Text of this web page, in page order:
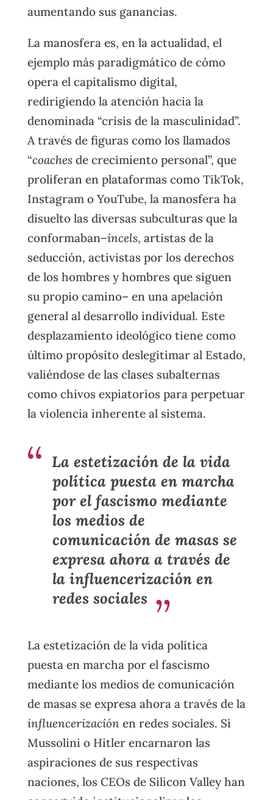
aumentando sus ganancias.
La manosfera es, en la actualidad, el
ejemplo más paradigmático de cómo
opera el capitalismo digital,
redirigiendo la atención hacia la
denominada “crisis de la masculinidad”.
A través de figuras como los llamados
“coachesde crecimiento personal”, que
proliferan en plataformas como TikTok,
Instagram o YouTube, la manosfera ha
disuelto las diversas subculturas que la
conformaban–incels, artistas de la
seducción, activistas por los derechos
de los hombres y hombres que siguen
su propio camino– en una apelación
general al desarrollo individual. Este
desplazamiento ideológico tiene como
último propósito deslegitimar al Estado,
valiéndose de las clases subalternas
como chivos expiatorios para perpetuar
la violencia inherente al sistema.
La estetización de la vida
política puesta en marcha
por el fascismo mediante
los medios de
comunicación de masas se
expresa ahora a través de
la influencerización en
redes sociales
La estetización de la vida política
puesta en marcha por el fascismo
mediante los medios de comunicación
de masas se expresa ahora a través de la
influencerización en redes sociales. Si
Mussolini o Hitler encarnaron las
aspiraciones de sus respectivas
naciones, los CEOs de Silicon Valley han